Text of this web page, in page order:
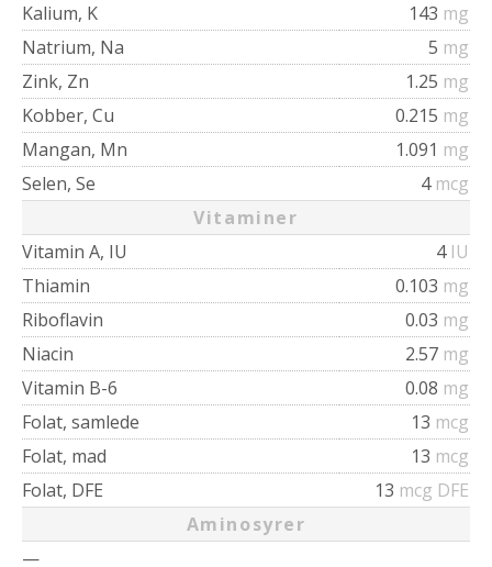
Kalium, K
143 mg
Natrium, Na
5 mg
Zink, Zn
1.25 mg
Kobber, Cu
0.215 mg
Mangan, Mn
1.091 mg
Selen, Se
4 mcg
Vitaminer
Vitamin A, IU
4 IU
Thiamin
0.103 mg
Riboflavin
0.03 mg
Niacin
2.57 mg
Vitamin B-6
0.08 mg
Folat, samlede
13 mcg
Folat, mad
13 mcg
Folat, DFE
13 mcg DFE
Aminosyrer
—